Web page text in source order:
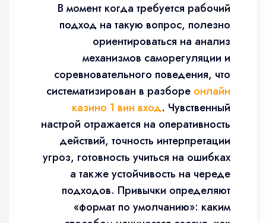
В момент когда требуется рабочий
подход на такую вопрос, полезно
ориентироваться на анализ
механизмов саморегуляции и
соревновательного поведения, что
систематизирован в разборе онлайн
казино 1 вин вход. Чувственный
настрой отражается на оперативность
действий, точность интерпретации
угроз, готовность учиться на ошибках
а также устойчивость на череде
подходов. Привычки определяют
«формат по умолчанию»: каким